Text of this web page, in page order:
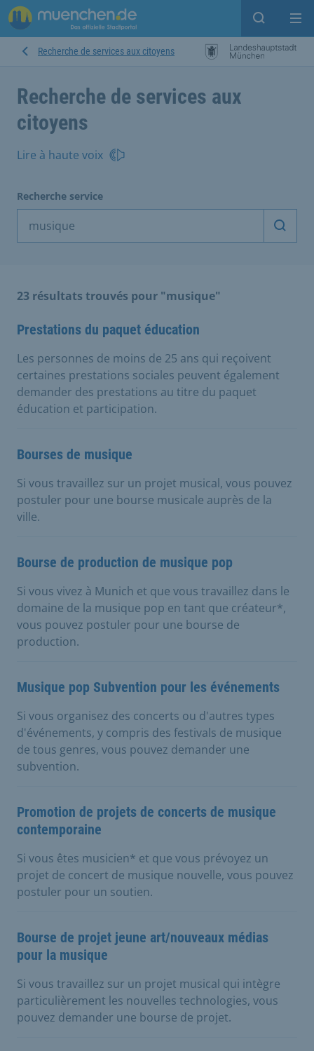
Open
Recherche de services aux citoyens
Recherche de services aux
citoyens
Lire à haute voix
Recherche service
23 résultats trouvés pour "musique"
Prestations du paquet éducation
Les personnes de moins de 25 ans qui reçoivent
certaines prestations sociales peuvent également
demander des prestations au titre du paquet
éducation et participation.
Bourses de musique
Si vous travaillez sur un projet musical, vous pouvez
postuler pour une bourse musicale auprès de la
ville.
Bourse de production de musique pop
Si vous vivez à Munich et que vous travaillez dans le
domaine de la musique pop en tant que créateur*,
vous pouvez postuler pour une bourse de
production.
Musique pop Subvention pour les événements
Si vous organisez des concerts ou d'autres types
d'événements, y compris des festivals de musique
de tous genres, vous pouvez demander une
subvention.
Promotion de projets de concerts de musique
contemporaine
Si vous êtes musicien* et que vous prévoyez un
projet de concert de musique nouvelle, vous pouvez
postuler pour un soutien.
Bourse de projet jeune art/nouveaux médias
pour la musique
Si vous travaillez sur un projet musical qui intègre
particulièrement les nouvelles technologies, vous
pouvez demander une bourse de projet.